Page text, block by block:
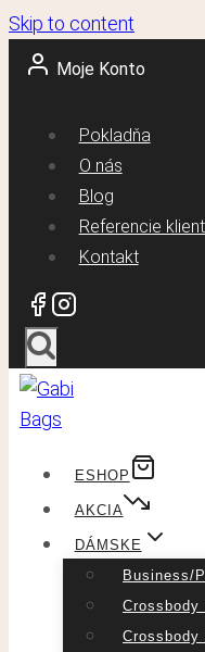
Skip to content
Moje Konto
Pokladňa
O nás
Blog
Referencie
Kontakt
ESHOP
AKCIA
DÁMSKE
Business/
Crossbody
Crossbody